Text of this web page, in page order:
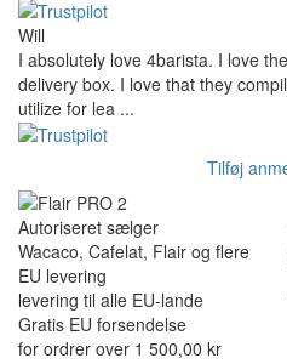
Will
I absolutely love 4barista. I love
delivery box. I love that they
utilize for lea ...
Tilføj
Autoriseret sælger
Wacaco, Cafelat, Flair og flere
EU levering
levering til alle EU-lande
Gratis EU forsendelse
for ordrer over 1 500,00 kr